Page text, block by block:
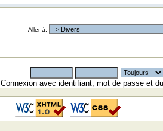
Aller à:
Connexion avec identifiant, mot de passe et